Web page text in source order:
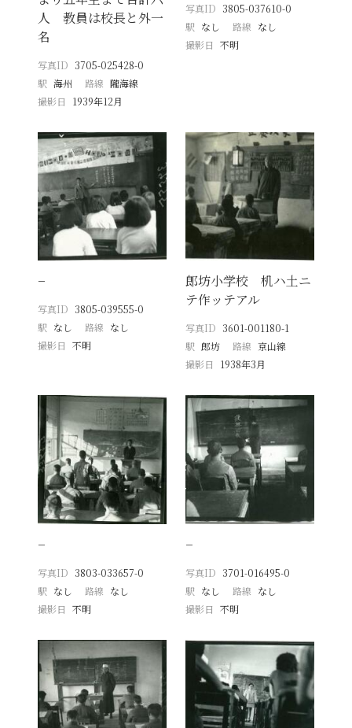
人 教員は校長と外一
名
写真ID 3705-025428-0
駅 海州 路線 隴海線
撮影日
1939年12月
写真ID 3805-037610-0
駅 なし 路線 なし
撮影日 不明
−
写真ID 3805-039555-0
駅 なし 路線 なし
撮影日
不明
郎坊小学校 机ハ土ニ
テ作ッテアル
写真ID 3601-001180-1
駅 郎坊 路線 京山線
撮影日
1938年3月
−
写真ID 3803-033657-0
駅 なし 路線 なし
撮影日
不明
−
写真ID 3701-016495-0
駅 なし 路線 なし
撮影日 不明